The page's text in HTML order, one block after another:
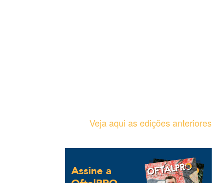
Veja aqui as edições anteriores